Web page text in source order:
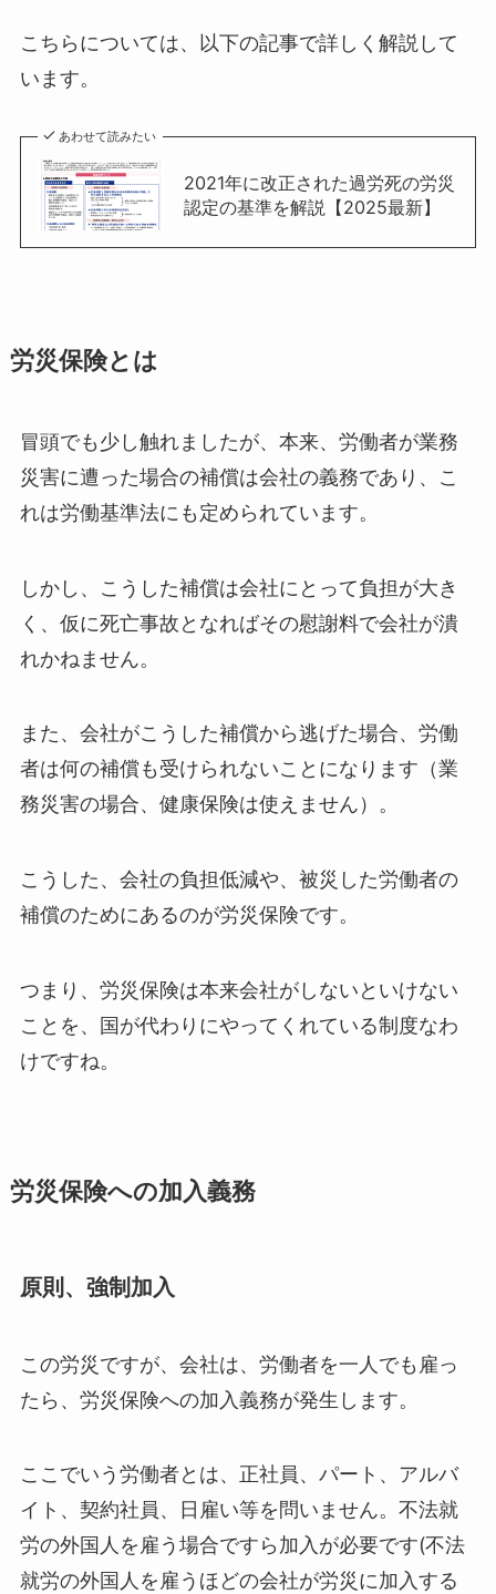
こちらについては、以下の記事で詳しく解説して
います。
あわせて読みたい
2021年に改正された過労死の労災
認定の基準を解説【2025最新】
労災保険とは
冒頭でも少し触れましたが、本来、労働者が業務
災害に遭った場合の補償は会社の義務であり、こ
れは労働基準法にも定められています。
しかし、こうした補償は会社にとって負担が大き
く、仮に死亡事故となればその慰謝料で会社が潰
れかねません。
また、会社がこうした補償から逃げた場合、労働
者は何の補償も受けられないことになります（業
務災害の場合、健康保険は使えません）。
こうした、会社の負担低減や、被災した労働者の
補償のためにあるのが労災保険です。
つまり、労災保険は本来会社がしないといけない
ことを、国が代わりにやってくれている制度なわ
けですね。
労災保険への加入義務
原則、強制加入
この労災ですが、会社は、労働者を一人でも雇っ
たら、労災保険への加入義務が発生します。
ここでいう労働者とは、正社員、パート、アルバ
イト、契約社員、日雇い等を問いません。不法就
労の外国人を雇う場合ですら加入が必要です(不法
就労の外国人を雇うほどの会社が労災に加入する